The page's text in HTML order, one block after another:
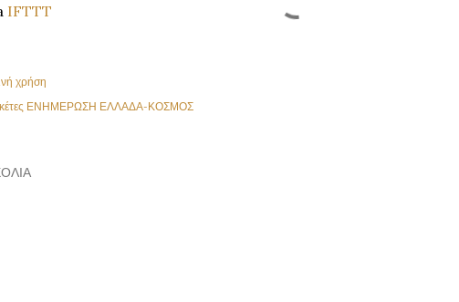
IFTTT
χρήση
ΕΝΗΜΕΡΩΣΗ ΕΛΛΑΔΑ-ΚΟΣΜΟΣ